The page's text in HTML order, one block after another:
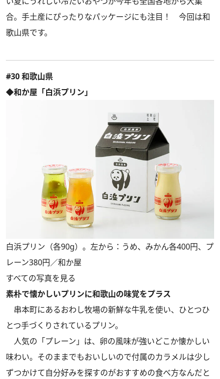
合。手土産にぴったりなパッケージにも注目！ 今回は和
歌山県です。
#30 和歌山県
◆和か屋「白浜プリン」
白浜プリン（各90g）。左から：うめ、みかん各400円、プ
レーン380円／和か屋
すべての写真を見る
素朴で懐かしいプリンに和歌山の味覚をプラス
串本町にあるおわし牧場の新鮮な牛乳を使い、ひとつひ
とつ手づくりされているプリン。
人気の「プレーン」は、卵の風味が強いどこか懐かしい
味わい。そのままでもおいしいので付属のカラメルは少し
ずつかけて自分好みを探すのがおすすめの食べ方なんだと